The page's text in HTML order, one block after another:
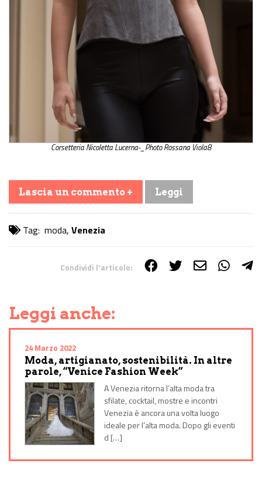
Corsetteria Nicoletta Lucerna-_Photo Rossana Viola8
Lascia un commento + Leggi
Tag: moda, Venezia
Condividi l'articolo:
Leggi anche:
24 Marzo 2022
Moda, artigianato, sostenibilità. In altre
parole, “Venice Fashion Week”
A Venezia ritorna l’alta moda tra
sfilate, cocktail, mostre e incontri
Venezia è ancora una volta luogo
ideale per l’alta moda. Dopo gli eventi
d […]